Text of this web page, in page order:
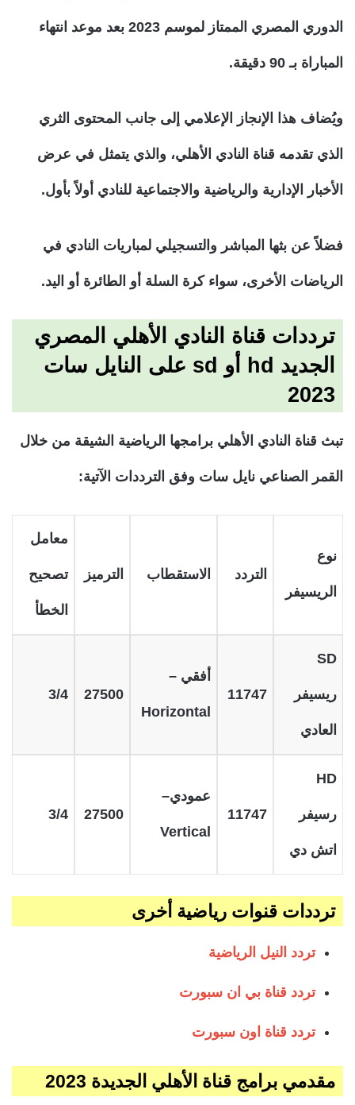
الدوري المصري الممتاز لموسم 2023 بعد موعد انتهاء
المباراة بـ 90 دقيقة.
ويُضاف هذا الإنجاز الإعلامي إلى جانب المحتوى الثري
الذي تقدمه قناة النادي الأهلي، والذي يتمثل في عرض
الأخبار الإدارية والرياضية والاجتماعية للنادي أولاً بأول.
فضلاً عن بثها المباشر والتسجيلي لمباريات النادي في
الرياضات الأخرى، سواء كرة السلة أو الطائرة أو اليد.
ترددات قناة النادي الأهلي المصري
الجديد hd أو sd على النايل سات
2023
تبث قناة النادي الأهلي برامجها الرياضية الشيقة من خلال
القمر الصناعي نايل سات وفق الترددات الآتية:
نوع
الريسيفر
التردد الاستقطاب الترميز
معامل
تصحيح
الخطأ
SD
ريسيفر
العادي
11747
أفقي –
Horizontal
27500
3/4
HD
رسيفر
اتش دي
11747
عمودي–
Vertical
27500
3/4
ترددات قنوات رياضية أخرى
تردد النيل الرياضية
تردد قناة بي ان سبورت
تردد قناة اون سبورت
مقدمي برامج قناة الأهلي الجديدة 2023